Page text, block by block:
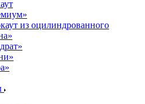
из оцилиндрованного